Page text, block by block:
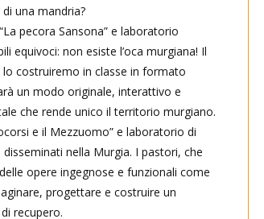
una mandria?
pecora Sansona” e laboratorio
equivoci: non esiste l’oca murgiana! Il
costruiremo in classe in formato
un modo originale, interattivo e
che rende unico il territorio murgiano.
e il Mezzuomo” e laboratorio di
nella Murgia. I pastori, che
opere ingegnose e funzionali come
progettare e costruire un
recupero.